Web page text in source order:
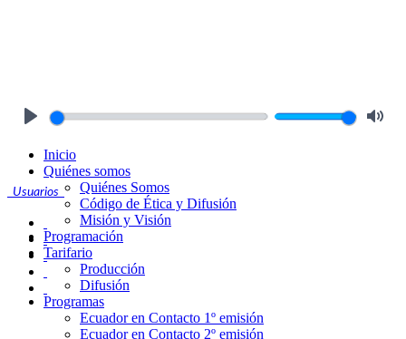
Usuarios
Inicio
Quiénes somos
Quiénes Somos
Código de Ética y Difusión
Misión y Visión
Programación
Tarifario
Producción
Difusión
Programas
Ecuador en Contacto 1º emisión
Ecuador en Contacto 2º emisión